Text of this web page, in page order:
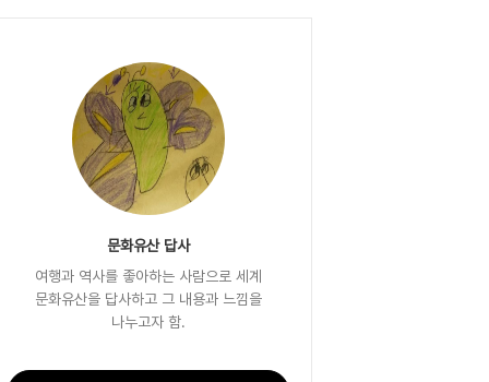
문화유산 답사
여행과 역사를 좋아하는 사람으로 세계
문화유산을 답사하고 그 내용과 느낌을
나누고자 함.